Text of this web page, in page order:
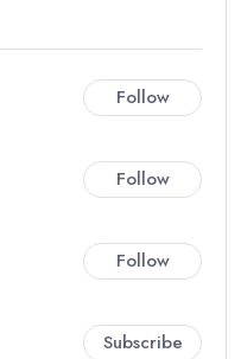
Follow
Follow
Follow
Subscribe